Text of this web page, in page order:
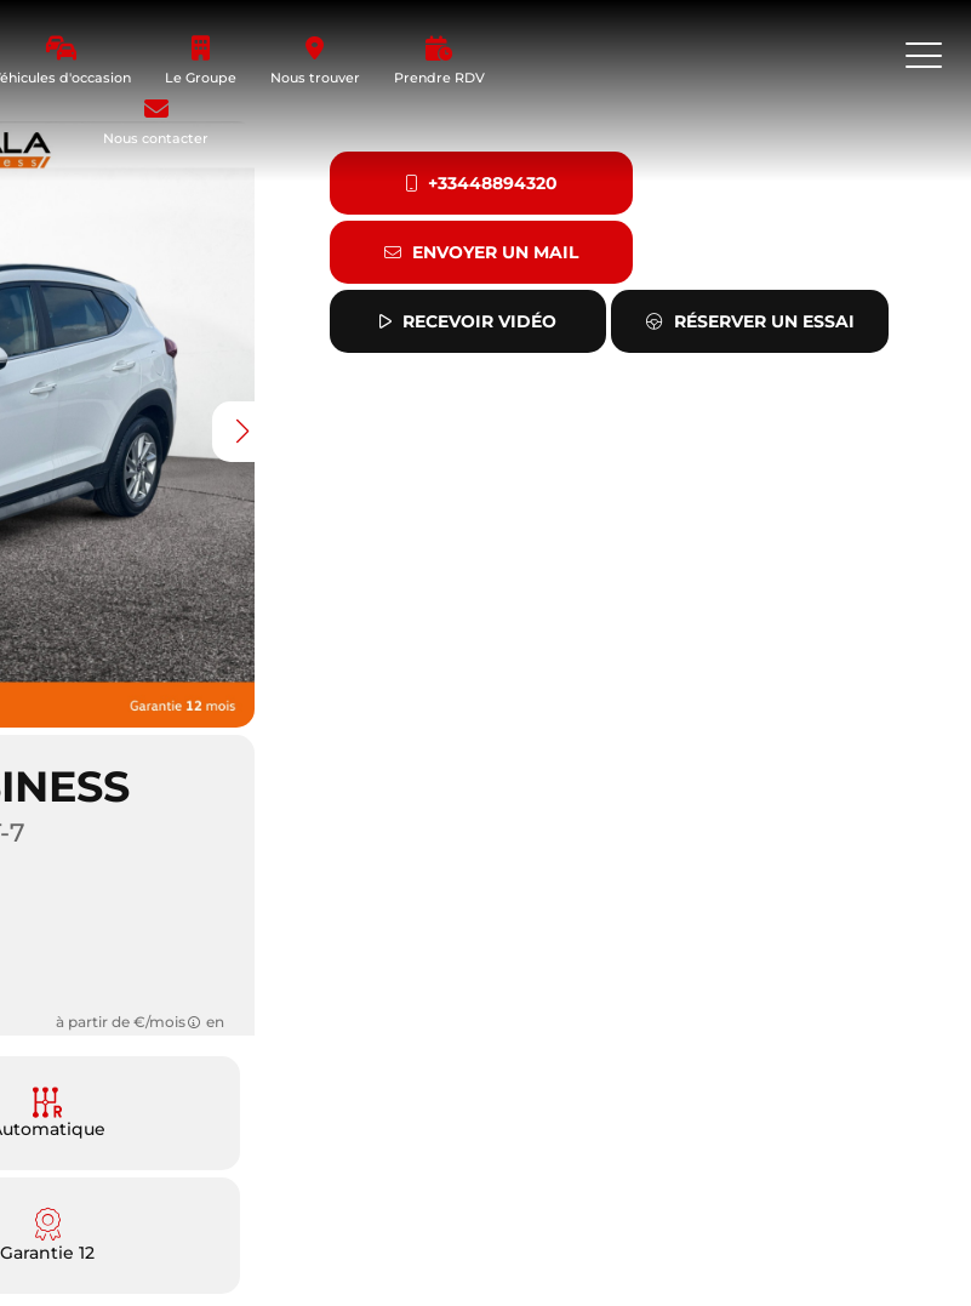
d'occasion Le Groupe Nous trouver Prendre RDV
Nous contacter
7
à partir de €/mois en
Garantie 12
+33448894320
ENVOYER UN MAIL
RECEVOIR VIDÉO RÉSERVER UN ESSAI